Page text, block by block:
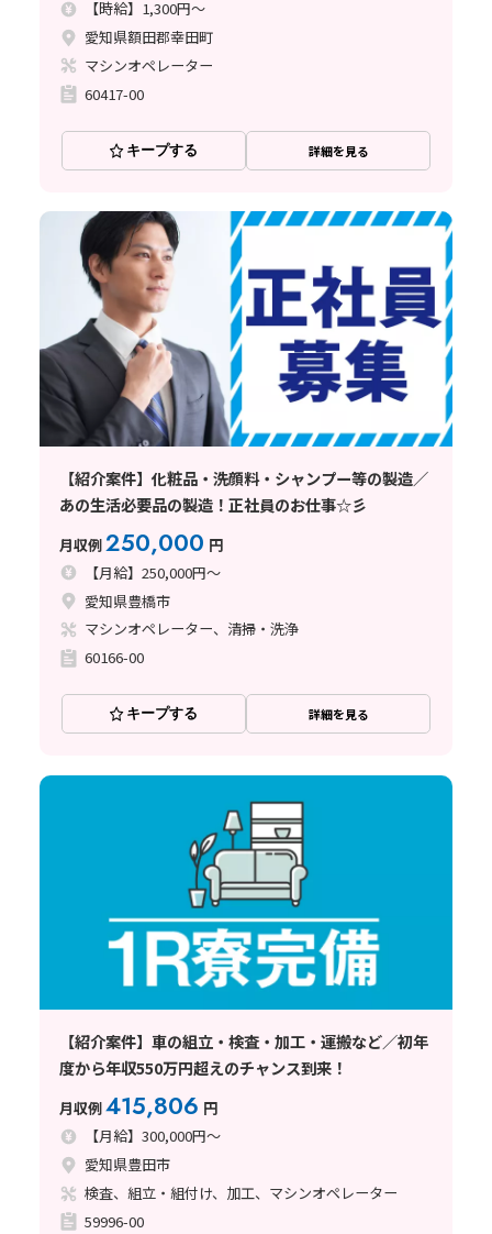
【時給】1,300円～
愛知県額田郡幸田町
マシンオペレーター
60417-00
キープする 詳細を見る
【紹介案件】化粧品・洗顔料・シャンプー等の製造／
あの生活必要品の製造！正社員のお仕事☆彡
月収例250,000 円
【月給】250,000円～
愛知県豊橋市
マシンオペレーター、清掃・洗浄
60166-00
キープする 詳細を見る
【紹介案件】車の組立・検査・加工・運搬など／初年
度から年収550万円超えのチャンス到来！
月収例415,806 円
【月給】300,000円～
愛知県豊田市
検査、組立・組付け、加工、マシンオペレーター
59996-00